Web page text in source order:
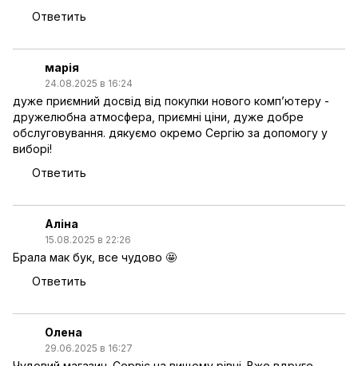
Ответить
марія
24.08.2025 в 16:24
дуже приємний досвід від покупки нового компʼютеру -
дружелюбна атмосфера, приємні ціни, дуже добре
обслуговування. дякуємо окремо Сергію за допомогу у
виборі!
Ответить
Аліна
15.08.2025 в 22:26
Брала мак бук, все чудово 🤩
Ответить
Олена
29.06.2025 в 16:27